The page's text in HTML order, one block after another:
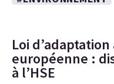
Loi
européenne :
à l’HSE